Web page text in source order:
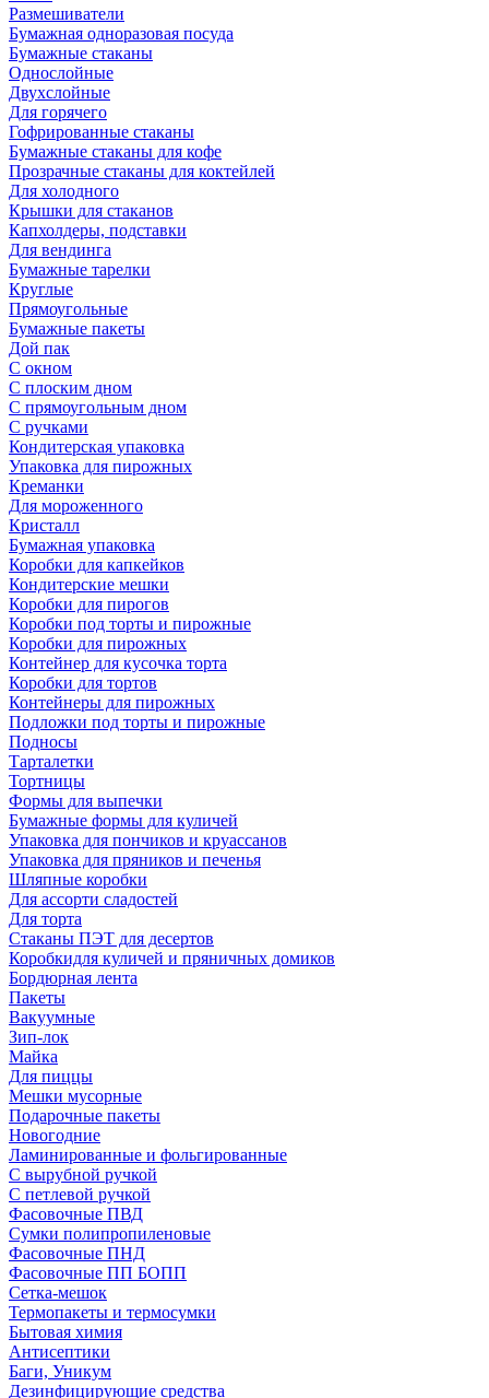
Размешиватели
Бумажная одноразовая посуда
Бумажные стаканы
Однослойные
Двухслойные
Для горячего
Гофрированные стаканы
Бумажные стаканы для кофе
Прозрачные стаканы для коктейлей
Для холодного
Крышки для стаканов
Капхолдеры, подставки
Для вендинга
Бумажные тарелки
Круглые
Прямоугольные
Бумажные пакеты
Дой пак
С окном
С плоским дном
С прямоугольным дном
С ручками
Кондитерская упаковка
Упаковка для пирожных
Креманки
Для мороженного
Кристалл
Бумажная упаковка
Коробки для капкейков
Кондитерские мешки
Коробки для пирогов
Коробки под торты и пирожные
Коробки для пирожных
Контейнер для кусочка торта
Коробки для тортов
Контейнеры для пирожных
Подложки под торты и пирожные
Подносы
Тарталетки
Тортницы
Формы для выпечки
Бумажные формы для куличей
Упаковка для пончиков и круассанов
Упаковка для пряников и печенья
Шляпные коробки
Для ассорти сладостей
Для торта
Стаканы ПЭТ для десертов
Коробкидля куличей и пряничных домиков
Бордюрная лента
Пакеты
Вакуумные
Зип-лок
Майка
Для пиццы
Мешки мусорные
Подарочные пакеты
Новогодние
Ламинированные и фольгированные
С вырубной ручкой
С петлевой ручкой
Фасовочные ПВД
Сумки полипропиленовые
Фасовочные ПНД
Фасовочные ПП БОПП
Сетка-мешок
Термопакеты и термосумки
Бытовая химия
Антисептики
Баги, Уникум
Дезинфицирующие средства